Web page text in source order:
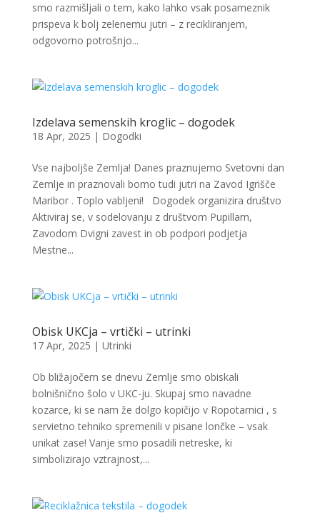
smo razmišljali o tem, kako lahko vsak posameznik
prispeva k bolj zelenemu jutri – z recikliranjem,
odgovorno potrošnjo...
Izdelava semenskih kroglic – dogodek
18 Apr, 2025 | Dogodki
Vse najboljše Zemlja! Danes praznujemo Svetovni dan
Zemlje in praznovali bomo tudi jutri na Zavod Igrišče
Maribor . Toplo vabljeni! Dogodek organizira društvo
Aktiviraj se, v sodelovanju z društvom Pupillam,
Zavodom Dvigni zavest in ob podpori podjetja
Mestne...
Obisk UKCja – vrtički – utrinki
17 Apr, 2025 | Utrinki
Ob bližajočem se dnevu Zemlje smo obiskali
bolnišnično šolo v UKC-ju. Skupaj smo navadne
kozarce, ki se nam že dolgo kopičijo v Ropotarnici , s
servietno tehniko spremenili v pisane lončke – vsak
unikat zase! Vanje smo posadili netreske, ki
simbolizirajo vztrajnost,...